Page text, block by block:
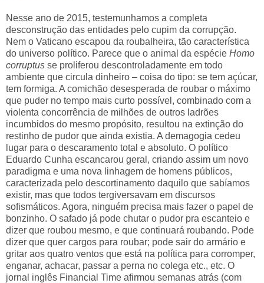
Nesse ano de 2015, testemunhamos a completa
desconstrução das entidades pelo cupim da corrupção.
Nem o Vaticano escapou da roubalheira, tão característica
do universo político. Parece que o animal da espécie Homo
corruptus se proliferou descontroladamente em todo
ambiente que circula dinheiro – coisa do tipo: se tem açúcar,
tem formiga. A comichão desesperada de roubar o máximo
que puder no tempo mais curto possível, combinado com a
violenta concorrência de milhões de outros ladrões
incumbidos do mesmo propósito, resultou na extinção do
restinho de pudor que ainda existia. A demagogia cedeu
lugar para o descaramento total e absoluto. O político
Eduardo Cunha escancarou geral, criando assim um novo
paradigma e uma nova linhagem de homens públicos,
caracterizada pelo descortinamento daquilo que sabíamos
existir, mas que todos tergiversavam em discursos
sofismáticos. Agora, ninguém precisa mais fazer o papel de
bonzinho. O safado já pode chutar o pudor pra escanteio e
dizer que roubou mesmo, e que continuará roubando. Pode
dizer que quer cargos para roubar; pode sair do armário e
gritar aos quatro ventos que está na política para corromper,
enganar, achacar, passar a perna no colega etc., etc. O
jornal inglês Financial Time afirmou semanas atrás (com